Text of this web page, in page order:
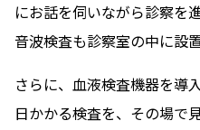
にお話を伺いながら診察を
音波検査も診察室の中に設
さらに、血液検査機器を導
日かかる検査を、その場で